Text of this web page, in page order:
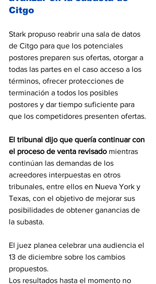
Citgo
Stark propuso reabrir una sala de datos
de Citgo para que los potenciales
postores preparen sus ofertas, otorgar a
todas las partes en el caso acceso a los
términos, ofrecer protecciones de
terminación a todos los posibles
postores y dar tiempo suficiente para
que los competidores presenten ofertas.
El tribunal dijo que quería continuar con
el proceso de venta revisado mientras
continúan las demandas de los
acreedores interpuestas en otros
tribunales, entre ellos en Nueva York y
Texas, con el objetivo de mejorar sus
posibilidades de obtener ganancias de
la subasta.
El juez planea celebrar una audiencia el
13 de diciembre sobre los cambios
propuestos.
Los resultados hasta el momento no